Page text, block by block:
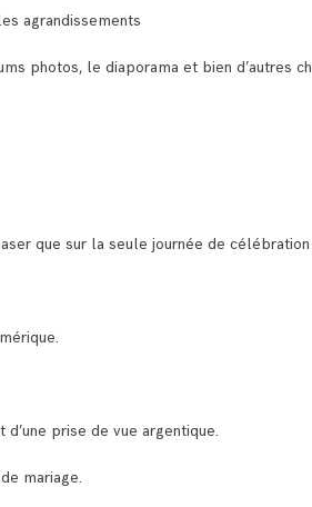
agrandissements
photos, le diaporama et bien d’autres
que sur la seule journée de
prise de vue argentique.
mariage.